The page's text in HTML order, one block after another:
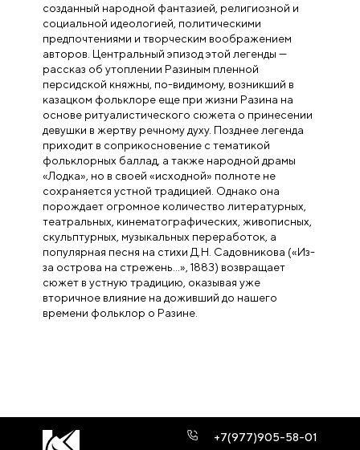
созданный народной фантазией, религиозной и
социальной идеологией, политическими
предпочтениями и творческим воображением
авторов. Центральный эпизод этой легенды —
рассказ об утоплении Разиным пленной
персидской княжны, по-видимому, возникший в
казацком фольклоре еще при жизни Разина на
основе ритуалистического сюжета о принесении
девушки в жертву речному духу. Позднее легенда
приходит в соприкосновение с тематикой
фольклорных баллад, а также народной драмы
«Лодка», но в своей «исходной» полноте не
сохраняется устной традицией. Однако она
порождает огромное количество литературных,
театральных, кинематографических, живописных,
скульптурных, музыкальных переработок, а
популярная песня на стихи Д.Н. Садовникова («Из-
за острова на стрежень…», 1883) возвращает
сюжет в устную традицию, оказывая уже
вторичное влияние на доживший до нашего
времени фольклор о Разине.
+7(977)905-58-01